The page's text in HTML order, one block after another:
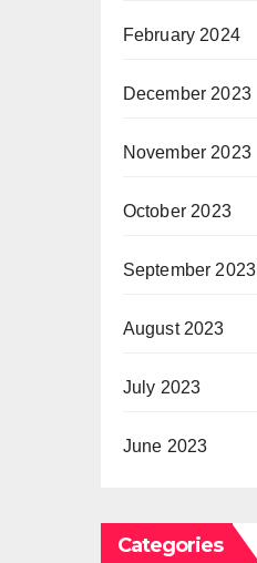
February 2024
December 2023
November 2023
October 2023
September 2023
August 2023
July 2023
June 2023
Categories